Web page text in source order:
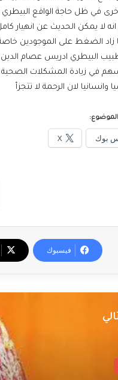
في ظل حاجة الواقع
انه لا يمكن الحديث عن انهيار
زاد الضغط على الموجودين
البيطري ادريس عصام
في زيادة المشكلات الصحية
وانسانيا لان الرحمة لا تتجزأ
بوك X
فيسبوك